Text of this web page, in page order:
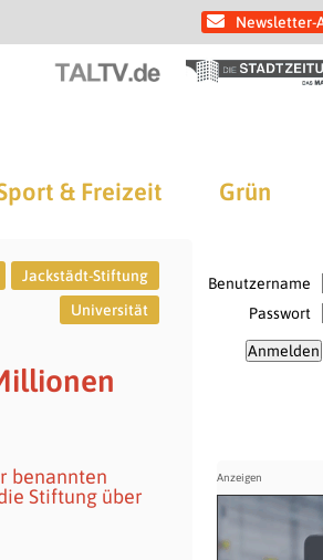
Newsletter-
& Freizeit Grün
Jackstädt-Stiftung
Universität
benannten
Stiftung über
Benutzername
Passwort